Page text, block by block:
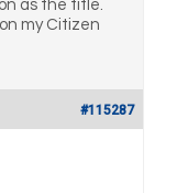
as the title.
my Citizen
#115287